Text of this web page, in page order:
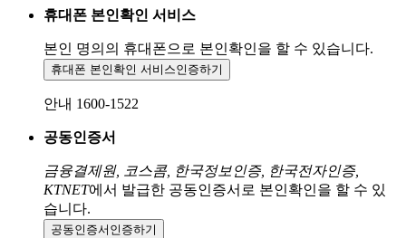
휴대폰 본인확인 서비스
본인 명의의 휴대폰으로 본인확인을 할 수 있습니다.
휴대폰 본인확인 서비스인증하기
안내 1600-1522
공동인증서
금융결제원, 코스콤, 한국정보인증, 한국전자인증,
KTNET에서 발급한 공동인증서로 본인확인을 할 수 있
습니다.
공동인증서 인증하기